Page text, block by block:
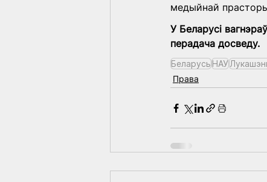
медыйнай
У Беларусі
перадача досведу.
БеларусьНАУ
Права